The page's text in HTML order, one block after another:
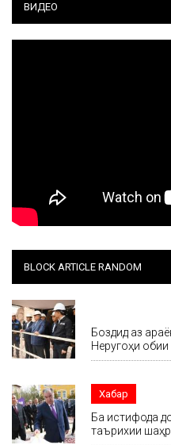
ВИДЕО
BLOCK ARTICLE RANDOM
Боздид аз
Неругоҳи обии
Хабар
Ба истифода
таърихии